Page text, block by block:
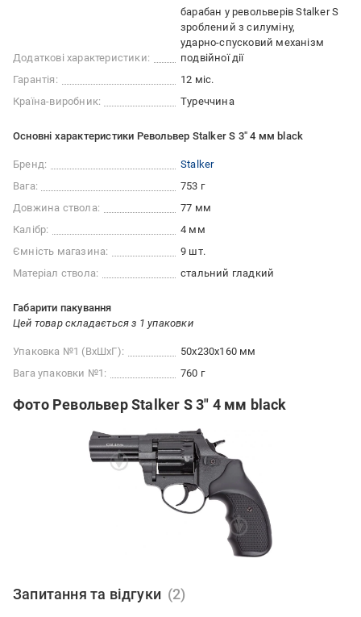
Додаткові характеристики:
барабан у револьверів Stalker S
зроблений з силуміну
ударно-спусковий механізм
подвійної дії
Гарантія:
12 міс.
Країна-виробник:
Туреччина
Основні характеристики Револьвер Stalker S 3" 4 мм black
Бренд:
Stalker
Вага:
753 г
Довжина ствола:
77 мм
Калібр:
4 мм
Ємність магазина:
9 шт.
Матеріал ствола:
стальний гладкий
Габарити пакування
Цей товар складається з 1 упаковки
Упаковка №1 (ВхШхГ):
50x230x160 мм
Вага упаковки №1:
760 г
Фото Револьвер Stalker S 3" 4 мм black
Запитання та відгуки